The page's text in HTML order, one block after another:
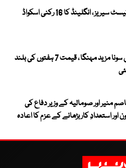
پاکستان کیخلاف ٹیسٹ سیریز ، انگلینڈ کا 16 رکنی اسکواڈ
عالمی مارکیٹ میں سونا مزید مہنگا ، قیمت 7 ہفتوں کی بلند
منیر اور صومالیہ کے وزیر دفاع کی
اور استعدادِ کار بڑھانے کے عزم کا اعادہ